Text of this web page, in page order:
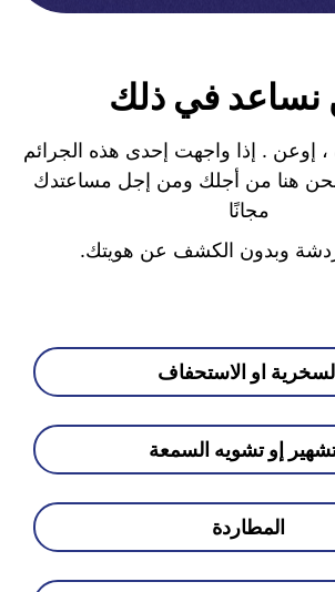
نساعد في ذلك
إوعن . إذا واجهت إحدى هذه الجرائم
فنحن هنا من أجلك ومن إجل مساعتدك
مجانًا
وبدون الكشف عن هويتك.
السخرية او الاستحفاف
إو تشويه السمعة
المطاردة